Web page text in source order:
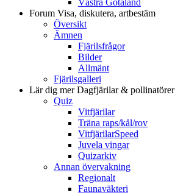
Forum Visa, diskutera, artbestäm
Översikt
Ämnen
Fjärilsfrågor
Bilder
Allmänt
Fjärilsgalleri
Lär dig merDagfjärilar & pollinatörer
Quiz
Vitfjärilar
Träna raps/kål/rov
VitfjärilarSpeed
Juvela vingar
Quizarkiv
Annan övervakning
Regionalt
Faunaväkteri